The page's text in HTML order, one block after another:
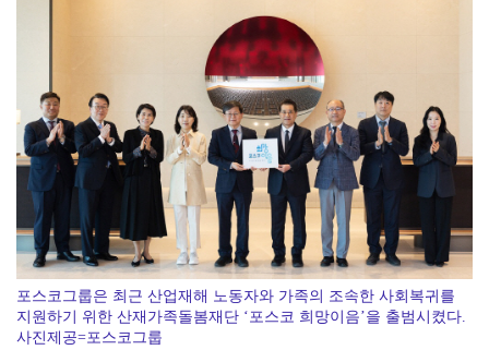
포스코그룹은 최근 산업재해 노동자와 가족의 조속한 사회복귀를
지원하기 위한 산재가족돌봄재단 ‘포스코 희망이음’을 출범시켰다.
사진제공=포스코그룹